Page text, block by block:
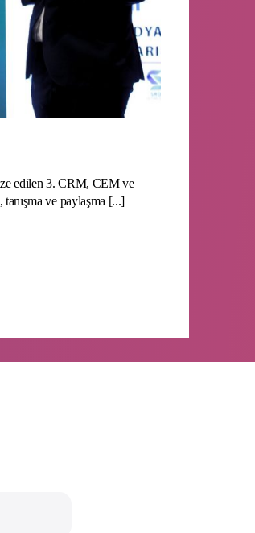
edilen 3. CRM, CEM ve
ve paylaşma [...]